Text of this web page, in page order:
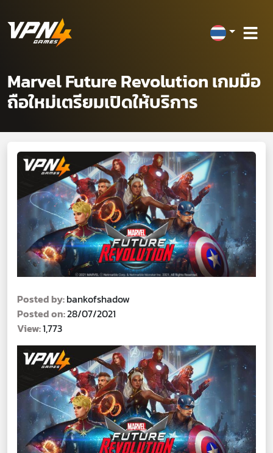
Marvel Future Revolution เกมมือ
ถือใหม่เตรียมเปิดให้บริการ
Posted by:bankofshadow
Posted on:28/07/2021
View:1,773